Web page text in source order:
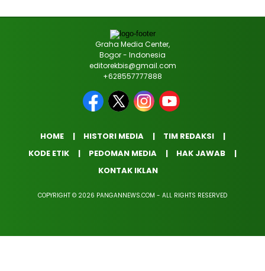
Graha Media Center,
Bogor - Indonesia
editorekbis@gmail.com
+628557777888
HOME HISTORI MEDIA
TIM REDAKSI
KODE ETIK
PEDOMAN MEDIA
HAK JAWAB
KONTAK IKLAN
COPYRIGHT © 2026 PANGANNEWS.COM - ALL RIGHTS RESERVED